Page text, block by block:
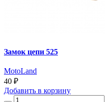
Замок цепи 525
MotoLand
40 ₽
Добавить в корзину